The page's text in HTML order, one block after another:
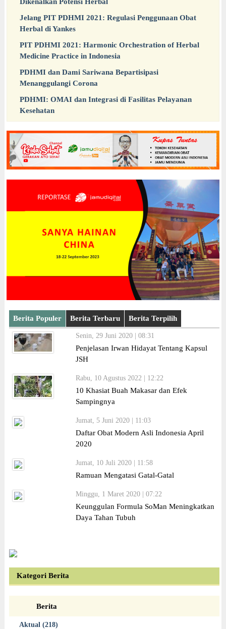
Jelang PIT PDHMI 2021: Regulasi Penggunaan Obat
Herbal di Yankes
PIT PDHMI 2021: Harmonic Orchestration of Herbal
Medicine Practice in Indonesia
PDHMI dan Dami Sariwana Bepartisipasi
Menanggulangi Corona
PDHMI: OMAI dan Integrasi di Fasilitas Pelayanan
Kesehatan
Berita Populer Berita Terbaru Berita Terpilih
Senin, 29 Juni 2020 | 08:31
Penjelasan Irwan Hidayat Tentang Kapsul
JSH
Rabu, 10 Agustus 2022 | 12:22
10 Khasiat Buah Makasar dan Efek
Sampingnya
Jumat, 5 Juni 2020 | 11:03
Daftar Obat Modern Asli Indonesia April
2020
Jumat, 10 Juli 2020 | 11:58
Ramuan Mengatasi Gatal-Gatal
Minggu, 1 Maret 2020 | 07:22
Keunggulan Formula SoMan Meningkatkan
Daya Tahan Tubuh
Kategori Berita
Berita
Aktual (218)